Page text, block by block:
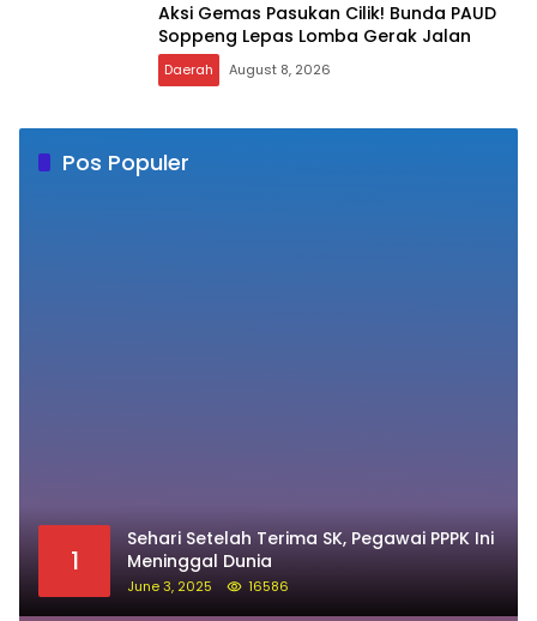
Aksi Gemas Pasukan Cilik! Bunda PAUD
Soppeng Lepas Lomba Gerak Jalan
Daerah August 8, 2026
Pos Populer
2
Innalillahi, Jemaah Haji Kloter 41 Asal
Soppeng Meninggal Saat Tawaf
May 21, 2026 12243